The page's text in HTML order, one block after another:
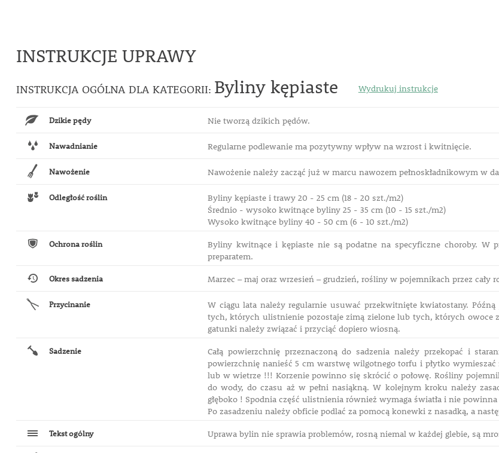
INSTRUKCJE UPRAWY
INSTRUKCJA OGÓLNA DLA KATEGORII: Byliny kępiaste Wydrukuj instrukcje
Dzikie pędy Nie tworzą dzikich pędów.
Nawadnianie Regularne podlewanie ma pozytywny wpływ nawzrost i kwitnięcie.
Nawożenie Nawożenie należy zacząć już w marcu nawozem pełnoskładnikowym w
Odległość roślin
Byliny kępiaste i trawy 20 - 25 cm (18 - 20 szt./m2)
Średnio - wysoko kwitnące byliny 25 - 35 cm (10 - 15 szt./m2)
Wysoko kwitnące byliny 40 - 50 cm (6 - 10 szt./m2)
Ochrona roślin
Byliny kwitnące i kępiaste nie są podatne na specyficzne choroby. W
preparatem.
Okres sadzenia Marzec – maj oraz wrzesień – grudzień, rośliny w pojemnikach przez cały
Przycinanie
W ciągu lata należy regularnie usuwać przekwitnięte kwiatostany.
tych, których ulistnienie pozostaje zimą zielone lub tych, których owoce
gatunki należy związać i przyciąć dopiero wiosną.
Sadzenie
Całą powierzchnię przeznaczoną do sadzenia należy przekopać i
powierzchnię nanieść 5 cm warstwę wilgotnego torfu i płytko
lub w wietrze !!! Korzenie powinno się skrócić o połowę. Rośliny
do wody, do czasu aż w pełni nasiąkną. W kolejnym kroku należy
głęboko ! Spodnia część ulistnienia również wymaga światła i nie
Po zasadzeniu należy obficie podlać za pomocą konewki z nasadką, a
Tekst ogólny Uprawa bylin nie sprawia problemów, rosną niemal w każdej glebie, są